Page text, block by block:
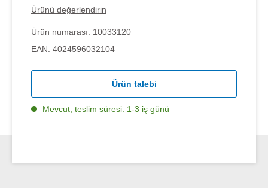
Ürünü değerlendirin
Ürün numarası: 10033120
EAN: 4024596032104
Ürün talebi
Mevcut, teslim süresi: 1-3 iş günü